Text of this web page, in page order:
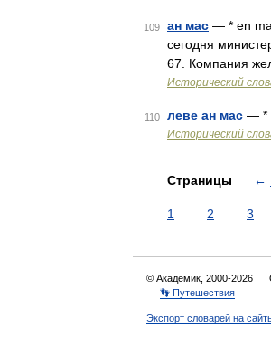
109 ан мас — * en
сегодня
67. Компания
Исторический
110 леве ан мас — *
Исторический
Страницы ←
1 2 3
© Академик, 2000-2026
👣 Путешествия
Экспорт словарей на